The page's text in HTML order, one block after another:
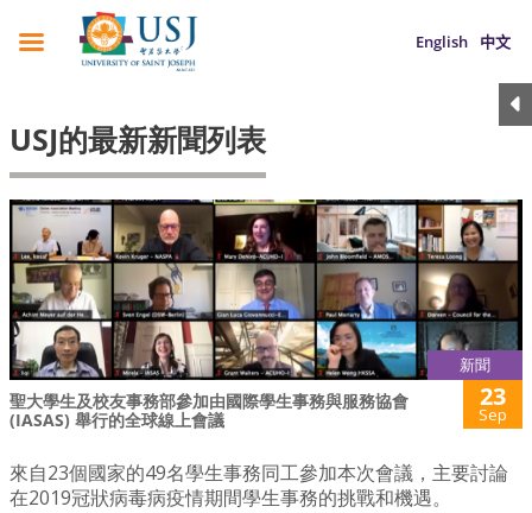
English 中文
USJ的最新新聞列表
新聞
聖大學生及校友事務部參加由國際學生事務與服務協會
(IASAS) 舉行的全球線上會議
23
Sep
來自23個國家的49名學生事務同工參加本次會議，主要討論
在2019冠狀病毒病疫情期間學生事務的挑戰和機遇。